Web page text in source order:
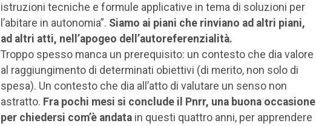
istruzioni tecniche e formule applicative in tema di soluzioni per
l’abitare in autonomia”. Siamo ai piani che rinviano ad altri piani,
ad altri atti, nell’apogeo dell’autoreferenzialità.
Troppo spesso manca un prerequisito: un contesto che dia valore
al raggiungimento di determinati obiettivi (di merito, non solo di
spesa). Un contesto che dia all’atto di valutare un senso non
astratto. Fra pochi mesi si conclude il Pnrr, una buona occasione
per chiedersi com’è andata in questi quattro anni, per apprendere